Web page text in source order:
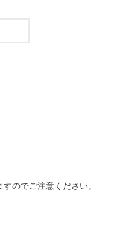
のでご注意ください。